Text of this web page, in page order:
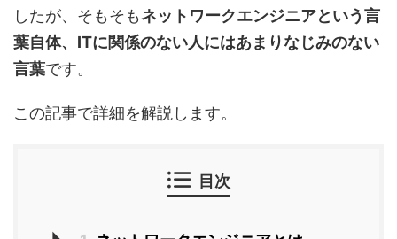
したが、そもそもネットワークエンジニアという言
葉自体、ITに関係のない人にはあまりなじみのない
言葉です。
この記事で詳細を解説します。
目次